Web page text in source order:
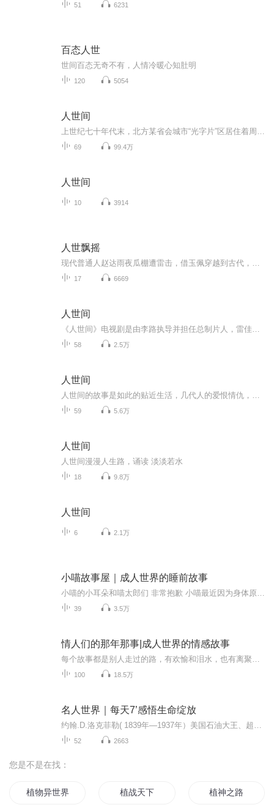
51 6231
百态人世
世间百态无奇不有，人情冷暖心知肚明
120 5054
人世间
69 99.4万
人世间
10 3914
人世飘摇
17 6669
人世间
58 2.5万
人世间
59 5.6万
人世间
人世间漫漫人生路，诵读 淡淡若水
18 9.8万
人世间
6 2.1万
小喵故事屋｜成人世界的睡前故事
39 3.5万
情人们的那年那事|成人世界的情感故事
100 18.5万
名人世界｜每天7’感悟生命绽放
52 2663
您是不是在找：
植物异世界 植战天下 植神之路